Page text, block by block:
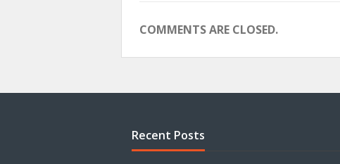
COMMENTS ARE CLOSED.
Recent Posts